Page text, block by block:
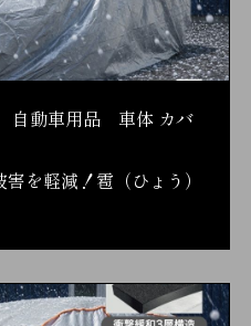
自動車用品 車体 カバ
を軽減！雹（ひょう）